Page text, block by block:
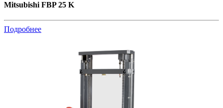
Mitsubishi FBP 25 K
Подробнее